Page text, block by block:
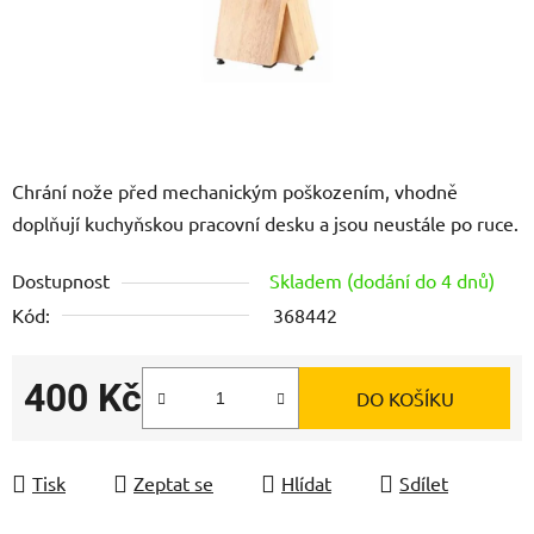
Chrání nože před mechanickým poškozením, vhodně
doplňují kuchyňskou pracovní desku a jsou neustále po ruce.
Dostupnost
Skladem (dodání do 4 dnů)
Kód:
368442
400 Kč DO KOŠÍKU
Tisk Zeptat se Hlídat Sdílet